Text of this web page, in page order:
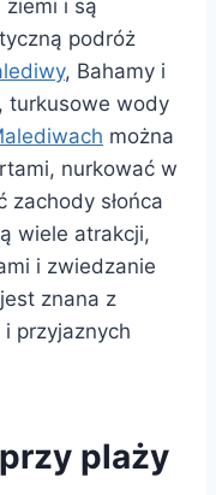
ziemi i są
podróż
, Bahamy i
turkusowe wody
można
nurkować w
słońca
wiele atrakcji,
i zwiedzanie
znana z
przyjaznych
plaży